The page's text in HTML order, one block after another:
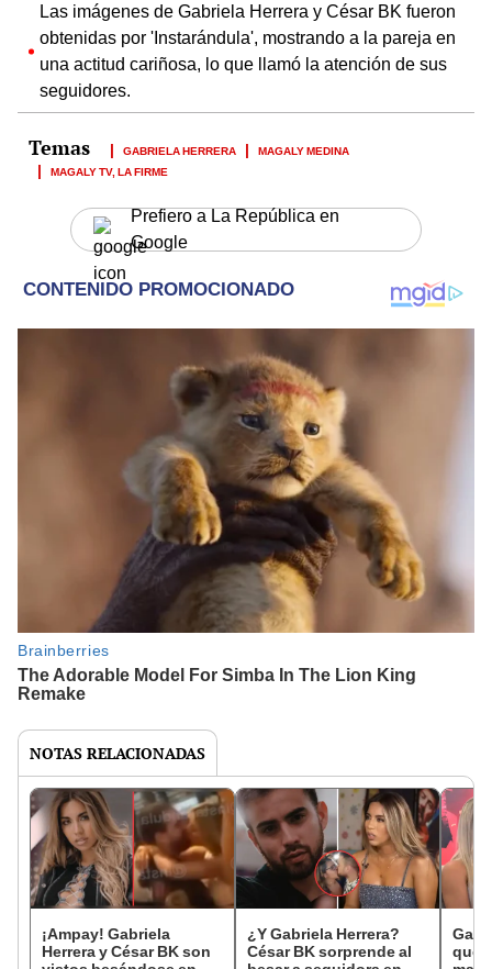
Las imágenes de Gabriela Herrera y César BK fueron
obtenidas por 'Instarándula', mostrando a la pareja en
una actitud cariñosa, lo que llamó la atención de sus
seguidores.
GABRIELA HERRERA
MAGALY MEDINA
MAGALY TV, LA FIRME
Prefiero a La República en
Google
NOTAS RELACIONADAS
¡Ampay! Gabriela
Herrera y César BK son
¿Y Gabriela Herrera?
César BK sorprende al
que